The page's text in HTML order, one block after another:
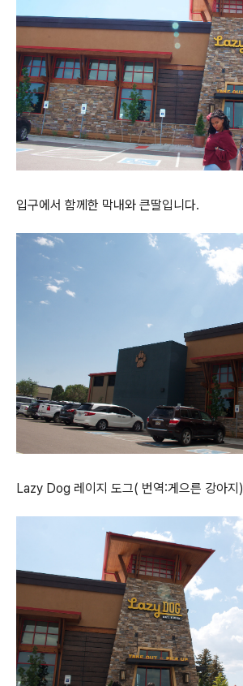
입구에서 함께한 막내와 큰딸입니다.
Lazy Dog 레이지 도그( 번역:게으른 강아지)